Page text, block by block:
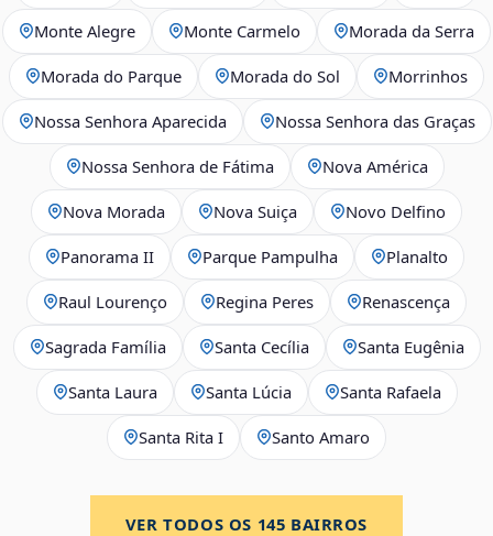
Monte Alegre Monte Carmelo Morada da Serra
Morada do Parque Morada do Sol Morrinhos
Nossa Senhora Aparecida Nossa Senhora das Graças
Nossa Senhora de Fátima Nova América
Nova Morada Nova Suiça Novo Delfino
Panorama II Parque Pampulha Planalto
Raul Lourenço Regina Peres Renascença
Sagrada Família Santa Cecília Santa Eugênia
Santa Laura Santa Lúcia Santa Rafaela
Santa Rita I Santo Amaro
VER TODOS OS 145 BAIRROS